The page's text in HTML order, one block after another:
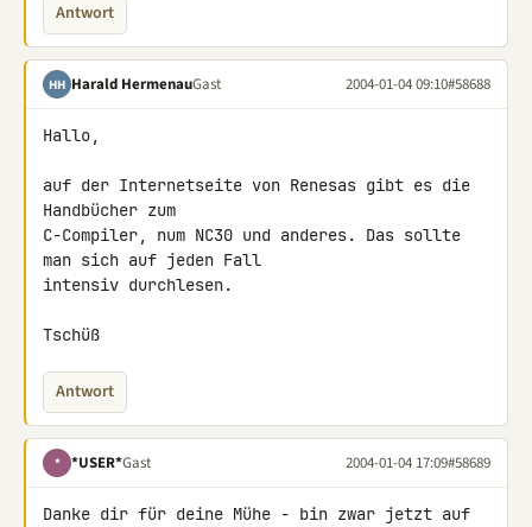
Antwort
HH Harald HermenauGast 2004-01-04 09:10#58688
Hallo,
auf der Internetseite von Renesas gibt es die
Handbücher zum
C-Compiler, num NC30 und anderes. Das sollte
man sich auf jeden Fall
intensiv durchlesen.
Tschüß
Antwort
* *USER*Gast 2004-01-04 17:09#58689
Danke dir für deine Mühe - bin zwar jetzt auf